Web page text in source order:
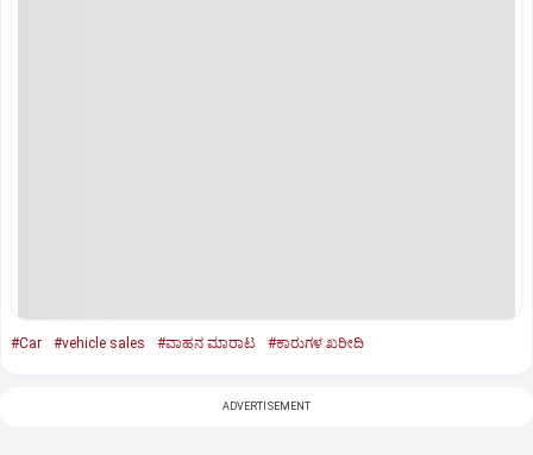
#Car #vehicle sales #ವಾಹನ ಮಾರಾಟ #ಕಾರುಗಳ ಖರೀದಿ
ADVERTISEMENT